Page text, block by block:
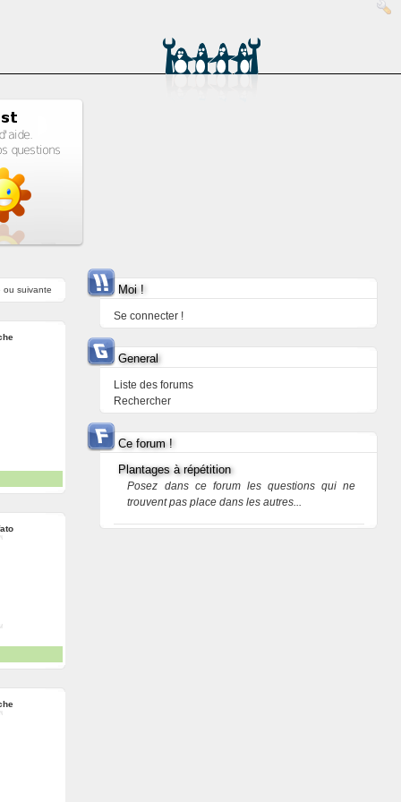
ou suivante Moi !
Se connecter !
General
Liste des forums
Rechercher
Ce forum !
Plantages à répétition
Posez dans ce forum les questions qui ne
trouvent pas place dans les autres...